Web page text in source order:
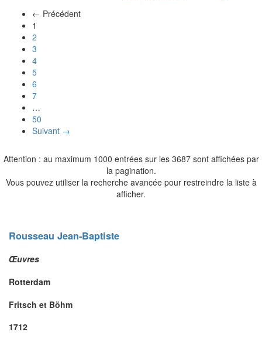
← Précédent
1
2
3
4
5
6
7
…
50
Suivant →
Attention : au maximum 1000 entrées sur les 3687 sont affichées par
la pagination.
Vous pouvez utiliser la recherche avancée pour restreindre la liste à
afficher.
Rousseau Jean-Baptiste
Œuvres
Rotterdam
Fritsch et Böhm
1712